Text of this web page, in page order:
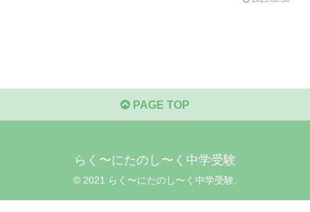
PAGE TOP
らく〜にたのし〜く中学受験
© 2021 らく〜にたのし〜く中学受験.